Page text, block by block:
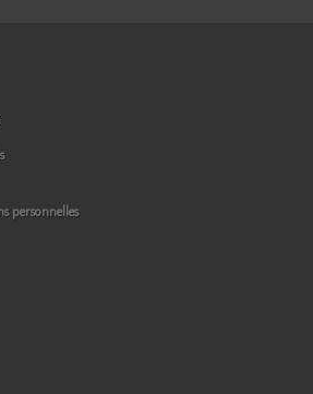
personnelles